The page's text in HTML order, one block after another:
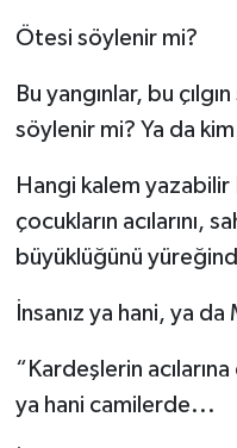
Ötesi söylenir mi?
Bu yangınlar, bu
söylenir mi? Ya da
Hangi kalem yazabilir
çocukların acılarını,
büyüklüğünü
İnsanız ya hani, ya da
“Kardeşlerin
ya hani camilerde...